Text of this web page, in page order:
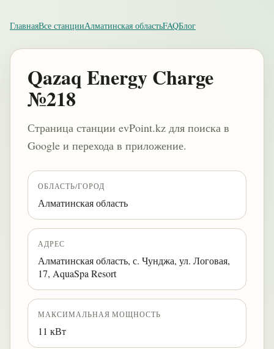
ГлавнаяВсе станцииАлматинская областьFAQБлог
Qazaq Energy Charge
№218
Страница станции evPoint.kz для поиска в
Google и перехода в приложение.
ОБЛАСТЬ/ГОРОД
Алматинская область
АДРЕС
Алматинская область, с. Чунджа, ул. Логовая,
17, AquaSpa Resort
МАКСИМАЛЬНАЯ МОЩНОСТЬ
11 кВт